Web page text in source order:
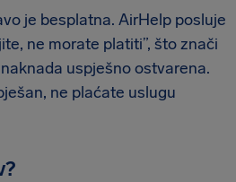
je besplatna. AirHelp posluje
ne morate platiti”, što znači
uspješno ostvarena.
ne plaćate uslugu